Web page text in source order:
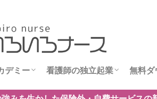
デミー
ース
看護師の独立起業
看護師独立インタビュー
無料ダ
営業
訪問
訪問